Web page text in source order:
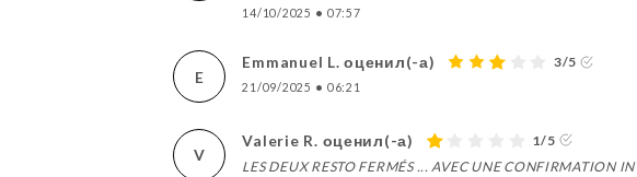
14/10/2025 • 07:57
E
Emmanuel L. оценил(-а) 3/5
21/09/2025 • 06:21
V
Valerie R. оценил(-а)
1/5
LES DEUX RESTO FERMÉS ... AVEC UNE CONFIRMATION